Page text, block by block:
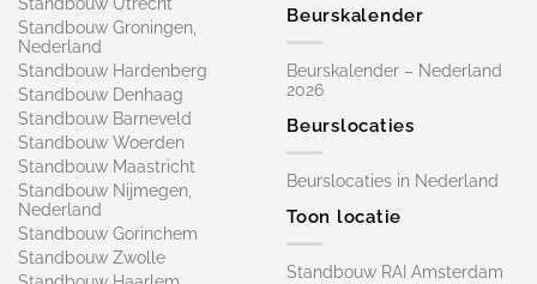
Standbouw Groningen,
Nederland
Standbouw Hardenberg
Standbouw Denhaag
Standbouw Barneveld
Standbouw Woerden
Standbouw Maastricht
Standbouw Nijmegen,
Nederland
Standbouw Gorinchem
Standbouw Zwolle
Beurskalender
Beurskalender – Nederland
2026
Beurslocaties
Beurslocaties in Nederland
Toon locatie
Standbouw RAI Amsterdam